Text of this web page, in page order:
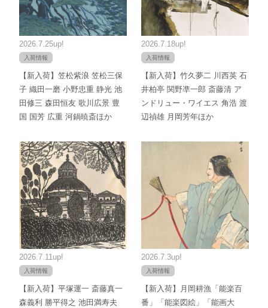
2026.7.25up!
入荷情報
【新入荷】笠松紫浪 笠松三保
子 織田一磨 小野忠重 静光 池
田修三 森田恒友 歌川広景 豊
国 国芳 広重 河鍋暁斎ほか
2026.7.18up!
入荷情報
【新入荷】竹久夢二 川西英 石
井柏亭 関野凖一郎 斎藤清 ア
ンドリュー・ワイエス 角浩 渡
辺禎雄 月岡芳年ほか
2026.7.11up!
入荷情報
【新入荷】平塚運一 斎藤真一
森義利 勝平得之 池田満寿夫
2026.7.3up!
入荷情報
【新入荷】月岡耕漁「能楽百
番」「能楽図絵」「能画大